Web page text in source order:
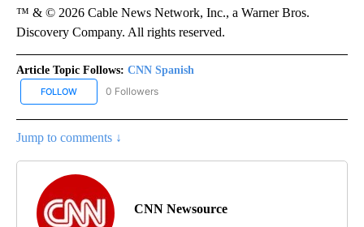
™ & © 2026 Cable News Network, Inc., a Warner Bros.
Discovery Company. All rights reserved.
Article Topic Follows: CNN Spanish
FOLLOW FOLLOW "CNN SPANISH" TO RECEIVE NOTIFICATIONS ABOUT
0 Followers
Jump to comments ↓
CNN Newsource